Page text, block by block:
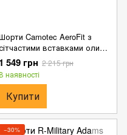
Camotec AeroFit з
вставками олива
розмір S
1 549 грн 2 215 грн
наявності
Купити
−30%